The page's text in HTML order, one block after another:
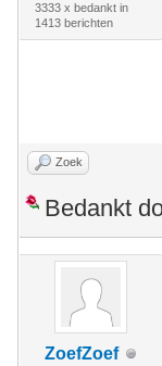
3333 x bedankt in
1413 berichten
Zoek
Bedankt
ZoefZoef